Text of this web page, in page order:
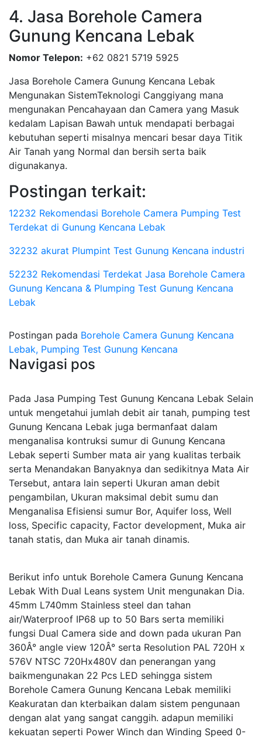
4. Jasa Borehole Camera
Gunung Kencana Lebak
Nomor Telepon: +62 0821 5719 5925
Jasa Borehole Camera Gunung Kencana Lebak
Mengunakan SistemTeknologi Canggiyang mana
mengunakan Pencahayaan dan Camera yang Masuk
kedalam Lapisan Bawah untuk mendapati berbagai
kebutuhan seperti misalnya mencari besar daya Titik
Air Tanah yang Normal dan bersih serta baik
digunakanya.
Postingan terkait:
12232 Rekomendasi Borehole Camera Pumping Test
Terdekat di Gunung Kencana Lebak
32232 akurat Plumpint Test Gunung Kencana industri
52232 Rekomendasi Terdekat Jasa Borehole Camera
Gunung Kencana & Plumping Test Gunung Kencana
Lebak
Postingan pada Borehole Camera Gunung Kencana
Lebak, Pumping Test Gunung Kencana
Navigasi pos
Pada Jasa Pumping Test Gunung Kencana Lebak Selain
untuk mengetahui jumlah debit air tanah, pumping test
Gunung Kencana Lebak juga bermanfaat dalam
menganalisa kontruksi sumur di Gunung Kencana
Lebak seperti Sumber mata air yang kualitas terbaik
serta Menandakan Banyaknya dan sedikitnya Mata Air
Tersebut, antara lain seperti Ukuran aman debit
pengambilan, Ukuran maksimal debit sumu dan
Menganalisa Efisiensi sumur Bor, Aquifer loss, Well
loss, Specific capacity, Factor development, Muka air
tanah statis, dan Muka air tanah dinamis.
Berikut info untuk Borehole Camera Gunung Kencana
Lebak With Dual Leans system Unit mengunakan Dia.
45mm L740mm Stainless steel dan tahan
air/Waterproof IP68 up to 50 Bars serta memiliki
fungsi Dual Camera side and down pada ukuran Pan
360Â° angle view 120Â° serta Resolution PAL 720H x
576V NTSC 720Hx480V dan penerangan yang
baikmengunakan 22 Pcs LED sehingga sistem
Borehole Camera Gunung Kencana Lebak memiliki
Keakuratan dan kterbaikan dalam sistem pengunaan
dengan alat yang sangat canggih. adapun memiliki
kekuatan seperti Power Winch dan Winding Speed 0-